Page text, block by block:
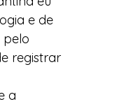
e de
pelo
registrar
a